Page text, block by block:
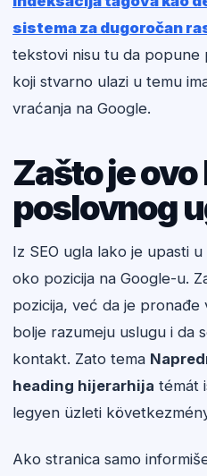
sistema za dugoročan
tekstovi nisu tu da popune
koji stvarno ulazi u temu
vraćanja na Google.
Zašto je
poslovnog
Iz SEO ugla lako je upasti
oko pozicija na Google-u.
pozicija, već da je pronađe
bolje razumeju uslugu i da
kontakt. Zato tema
heading hijerarhija témát
legyen üzleti
Ako stranica samo